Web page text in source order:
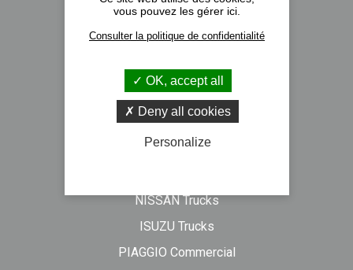
Nos implantations
Recrutement
Actualités
Formulaire de contact
Véhicules neufs
NISSAN Trucks
ISUZU Trucks
PIAGGIO Commercial
vous pouvez les gérer ici.
Consulter la politique de confidentialité
OK, accept all
Deny all cookies
Personalize